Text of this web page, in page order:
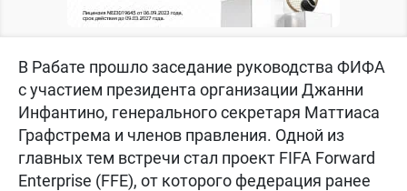
В Рабате прошло заседание руководства ФИФА
с участием президента организации Джанни
Инфантино, генерального секретаря Маттиаса
Графстрема и членов правления. Одной из
главных тем встречи стал проект FIFA Forward
Enterprise (FFE), от которого федерация ранее